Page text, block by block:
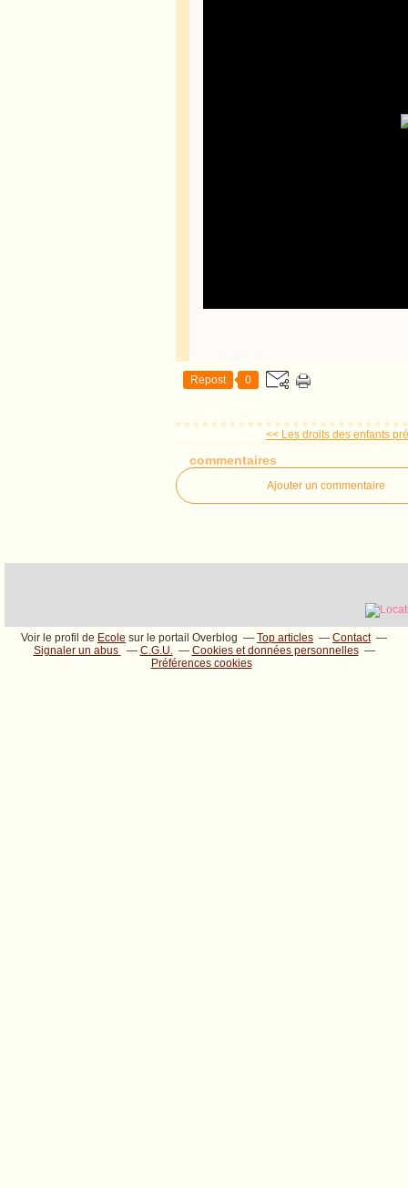
Repost 0
<< Les droits des enfants
commentaires
Ajouter un commentaire
Voir le profil de Ecole sur le portail Overblog Top articles
Contact
Signaler un abus
C.G.U.
Cookies et données personnelles
Préférences cookies